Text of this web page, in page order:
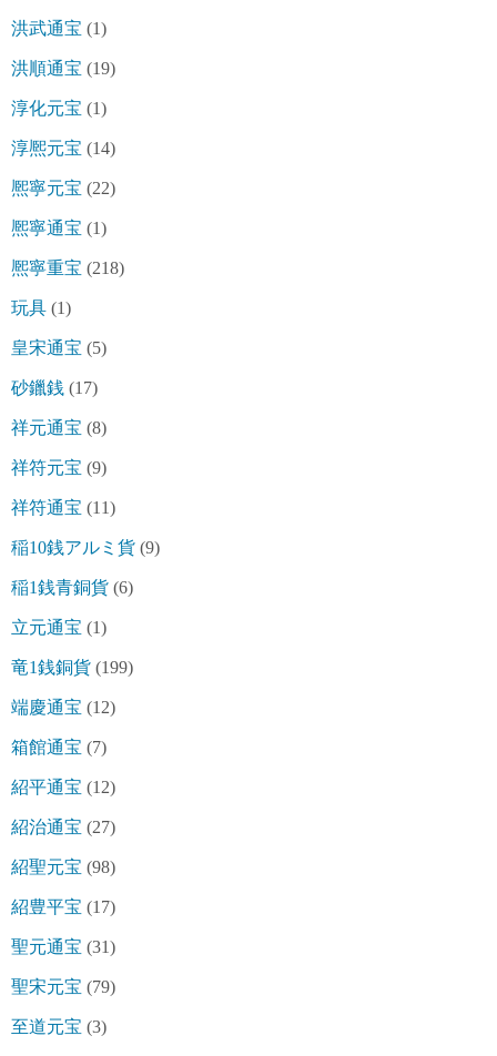
洪武通宝 (1)
洪順通宝 (19)
淳化元宝 (1)
淳熈元宝 (14)
熈寧元宝 (22)
熈寧通宝 (1)
熈寧重宝 (218)
玩具 (1)
皇宋通宝 (5)
砂鑞銭 (17)
祥元通宝 (8)
祥符元宝 (9)
祥符通宝 (11)
稲10銭アルミ貨 (9)
稲1銭青銅貨 (6)
立元通宝 (1)
竜1銭銅貨 (199)
端慶通宝 (12)
箱館通宝 (7)
紹平通宝 (12)
紹治通宝 (27)
紹聖元宝 (98)
紹豊平宝 (17)
聖元通宝 (31)
聖宋元宝 (79)
至道元宝 (3)